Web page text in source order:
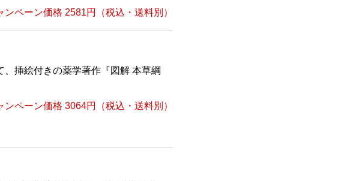
ンペーン価格 2581円 （税込・送料別）
、挿絵付きの薬学著作『図解 本草綱
ンペーン価格 3064円 （税込・送料別）